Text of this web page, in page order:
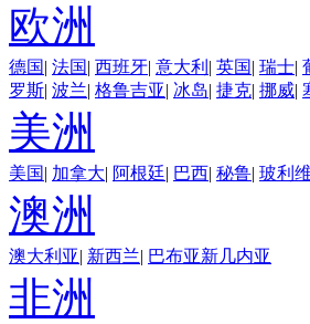
欧洲
德国| 法国| 西班牙| 意大利 | 英国| 瑞士|
罗斯| 波兰| 格鲁吉亚| 冰岛| 捷克| 挪威|
美洲
美国| 加拿大| 阿根廷| 巴西| 秘鲁| 玻利
澳洲
澳大利亚| 新西兰| 巴布亚新几内亚
非洲